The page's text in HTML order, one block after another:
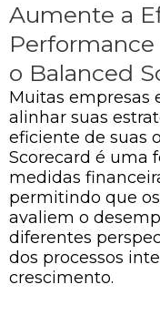
Aumente a
o Balanced
Muitas empresas
alinhar suas
eficiente de suas
Scorecard é uma
medidas
permitindo que
avaliem o
diferentes
dos processos
crescimento.